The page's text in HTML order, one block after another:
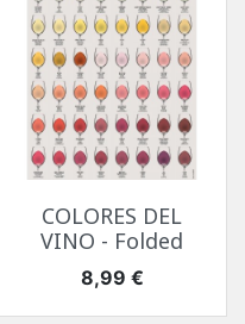
COLORES DEL
VINO - Folded
Precio
8,99 €